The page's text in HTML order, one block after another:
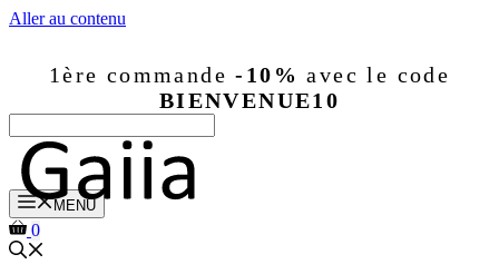
Aller au contenu
1ère commande-10% avec le code
BIENVENUE10
MENU
0